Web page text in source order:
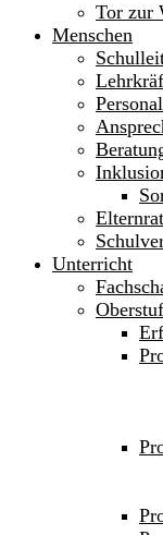
Tor zur
Menschen
Personal
Elternrat
Unterricht